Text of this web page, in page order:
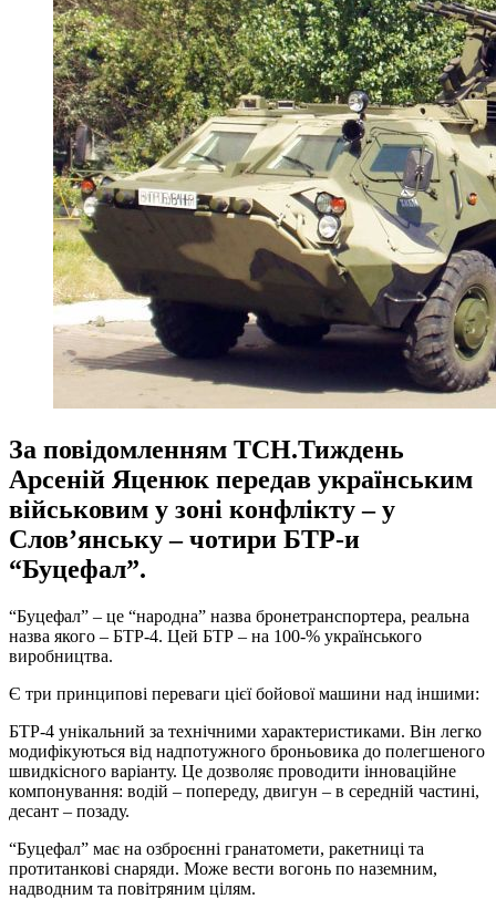
За повідомленням ТСН.Тиждень
Арсеній Яценюк передав українським
військовим у зоні конфлікту – у
Слов’янську – чотири БТР-и
“Буцефал”.
“Буцефал” – це “народна” назва бронетранспортера, реальна
назва якого – БТР-4. Цей БТР – на 100-% українського
виробництва.
Є три принципові переваги цієї бойової машини над іншими:
БТР-4 унікальний за технічними характеристиками. Він легко
модифікуються від надпотужного броньовика до полегшеного
швидкісного варіанту. Це дозволяє проводити інноваційне
компонування: водій – попереду, двигун – в середній частині,
десант – позаду.
“Буцефал” має на озброєнні гранатомети, ракетниці та
протитанкові снаряди. Може вести вогонь по наземним,
надводним та повітряним цілям.